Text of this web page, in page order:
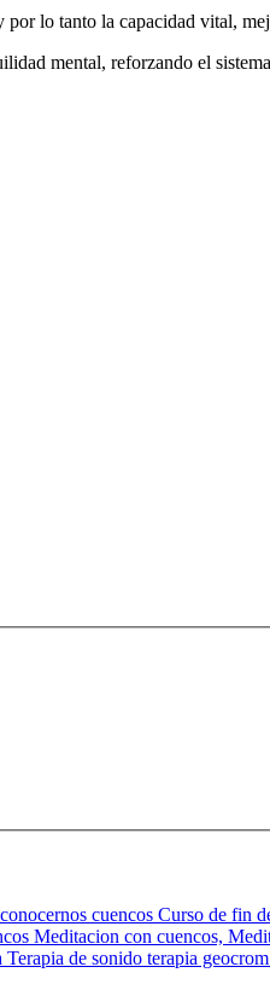
lo tanto la capacidad vital,
mental, reforzando el
conocernos cuencos Curso de fin
Meditacion con cuencos,
Terapia de sonido terapia geocrom